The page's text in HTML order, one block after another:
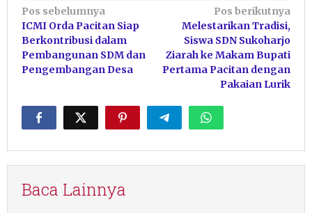
Navigasi
pos
Pos sebelumnya
ICMI Orda Pacitan Siap
Berkontribusi dalam
Pembangunan SDM dan
Pengembangan Desa
Pos berikutnya
Melestarikan Tradisi,
Siswa SDN Sukoharjo
Ziarah ke Makam Bupati
Pertama Pacitan dengan
Pakaian Lurik
Baca Lainnya